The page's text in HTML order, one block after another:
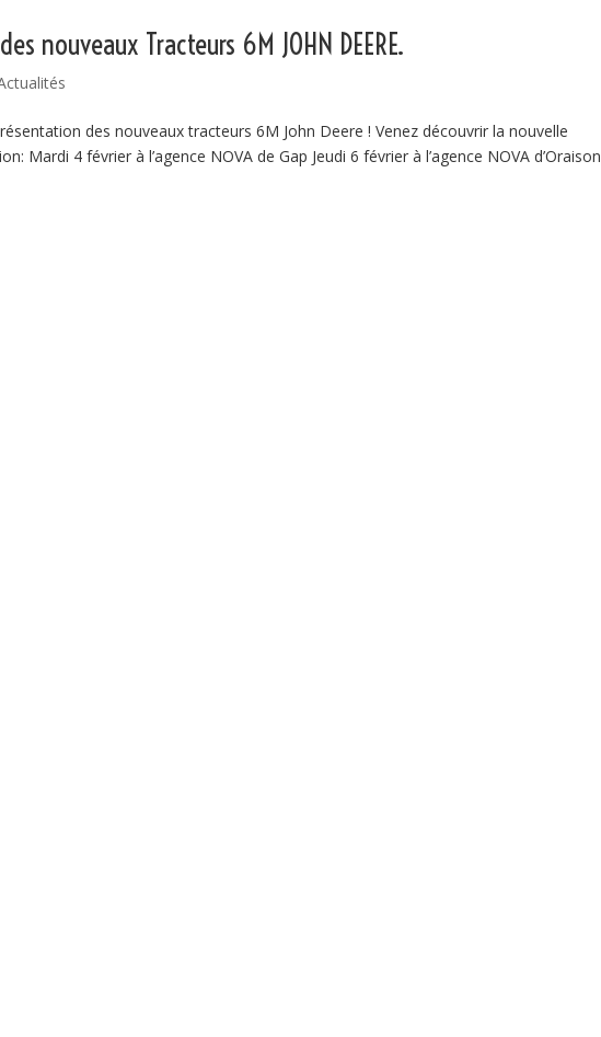
nouveaux Tracteurs 6M JOHN DEERE.
des nouveaux tracteurs 6M John Deere ! Venez découvrir la nouvelle
Mardi 4 février à l’agence NOVA de Gap Jeudi 6 février à l’agence NOVA d’Oraison